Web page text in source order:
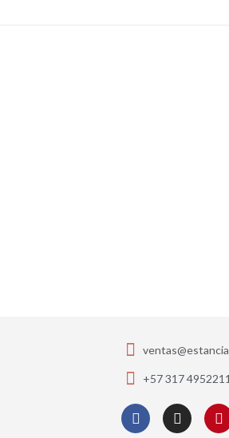
+57 317 4952211